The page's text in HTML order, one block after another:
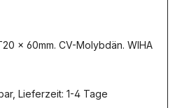
x 60mm. CV-Molybdän. WIHA
Lieferzeit: 1-4 Tage